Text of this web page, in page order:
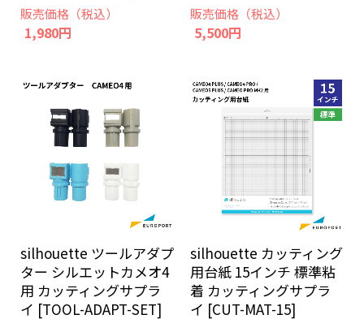
販売価格（税込）
1,980円
販売価格（税込）
5,500円
silhouette ツールアダプ
ター シルエットカメオ4
用 カッティングサプラ
イ [TOOL-ADAPT-SET]
silhouette カッティング
用台紙 15インチ 標準粘
着 カッティングサプラ
イ [CUT-MAT-15]